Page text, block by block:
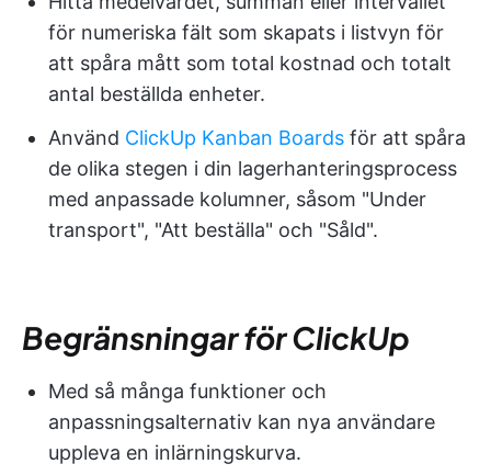
för numeriska fält som skapats i listvyn för
att spåra mått som total kostnad och totalt
antal beställda enheter.
Använd ClickUp Kanban Boards för att spåra
de olika stegen i din lagerhanteringsprocess
med anpassade kolumner, såsom "Under
transport", "Att beställa" och "Såld".
Begränsningar för ClickUp
Med så många funktioner och
anpassningsalternativ kan nya användare
uppleva en inlärningskurva.